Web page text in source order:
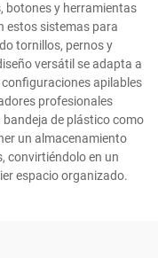
botones y herramientas
estos sistemas para
tornillos, pernos y
versátil se adapta a
apilables
profesionales
de plástico como
un almacenamiento
convirtiéndolo en un
espacio organizado.